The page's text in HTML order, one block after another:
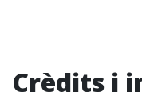
Crèdits i